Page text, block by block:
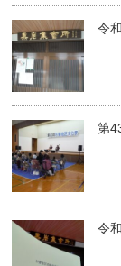
令
第
令